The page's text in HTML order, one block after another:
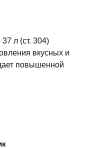
л (ст. 304)
вкусных и
повышенной